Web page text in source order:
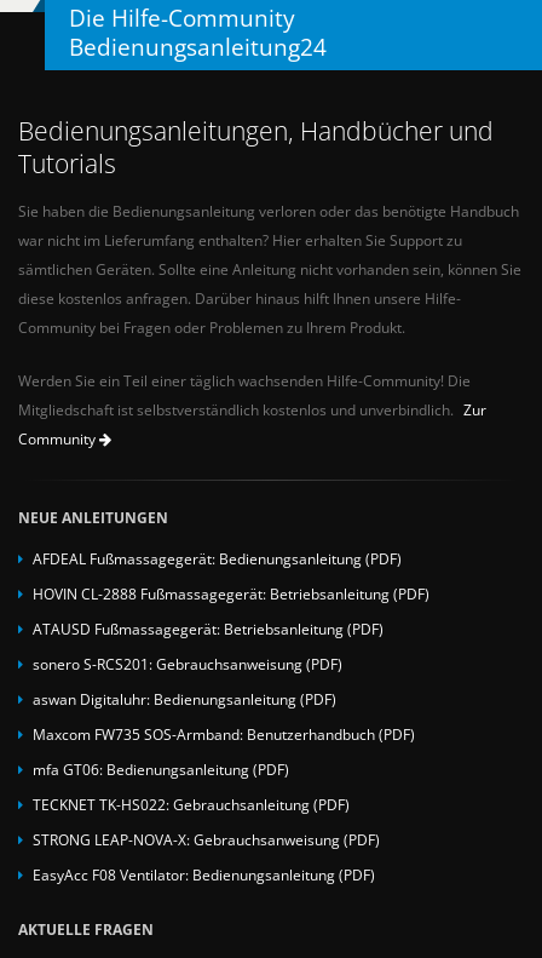
Die Hilfe-Community
Bedienungsanleitung24
Bedienungsanleitungen, Handbücher und
Tutorials
Sie haben die Bedienungsanleitung verloren oder das benötigte Handbuch
war nicht im Lieferumfang enthalten? Hier erhalten Sie Support zu
sämtlichen Geräten. Sollte eine Anleitung nicht vorhanden sein, können Sie
diese kostenlos anfragen. Darüber hinaus hilft Ihnen unsere Hilfe-
Community bei Fragen oder Problemen zu Ihrem Produkt.
Werden Sie ein Teil einer täglich wachsenden Hilfe-Community! Die
Mitgliedschaft ist selbstverständlich kostenlos und unverbindlich. Zur
Community
NEUE ANLEITUNGEN
AFDEAL Fußmassagegerät: Bedienungsanleitung (PDF)
HOVIN CL-2888 Fußmassagegerät: Betriebsanleitung (PDF)
ATAUSD Fußmassagegerät: Betriebsanleitung (PDF)
sonero S-RCS201: Gebrauchsanweisung (PDF)
aswan Digitaluhr: Bedienungsanleitung (PDF)
Maxcom FW735 SOS-Armband: Benutzerhandbuch (PDF)
mfa GT06: Bedienungsanleitung (PDF)
TECKNET TK-HS022: Gebrauchsanleitung (PDF)
STRONG LEAP-NOVA-X: Gebrauchsanweisung (PDF)
EasyAcc F08 Ventilator: Bedienungsanleitung (PDF)
AKTUELLE FRAGEN